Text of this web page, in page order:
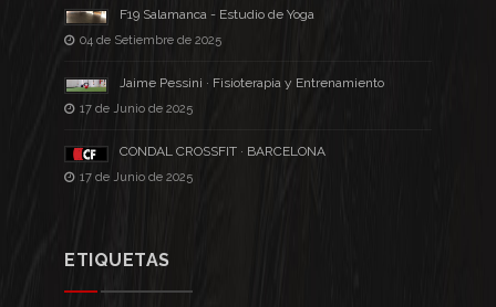
F19 Salamanca - Estudio de Yoga
04 de Setiembre de 2025
Jaime Pessini · Fisioterapia y Entrenamiento
17 de Junio de 2025
CONDAL CROSSFIT · BARCELONA
17 de Junio de 2025
ETIQUETAS